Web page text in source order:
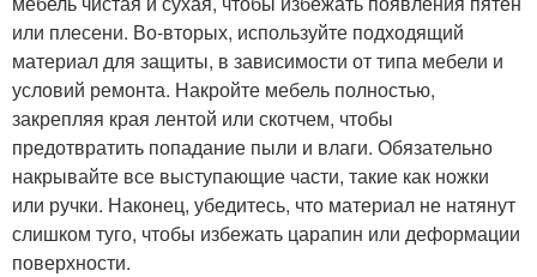
или плесени. Во-вторых, используйте подходящий
материал для защиты, в зависимости от типа мебели и
условий ремонта. Накройте мебель полностью,
закрепляя края лентой или скотчем, чтобы
предотвратить попадание пыли и влаги. Обязательно
накрывайте все выступающие части, такие как ножки
или ручки. Наконец, убедитесь, что материал не натянут
слишком туго, чтобы избежать царапин или деформации
поверхности.